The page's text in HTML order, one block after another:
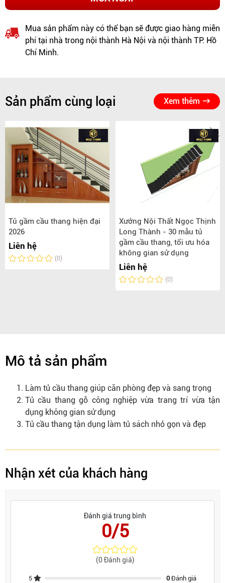
Mua sản phẩm này có thể bạn sẽ được giao hàng miễn
phí tại nhà trong nội thành Hà Nội và nội thành TP. Hồ
Chí Minh.
Sản phẩm cùng loại Xem thêm
Tủ gầm cầu thang hiện đại
2026
Liên hệ
(0)
Xưởng Nội Thất Ngọc Thịnh
Long Thành - 30 mẫu tủ
gầm cầu thang, tối ưu hóa
không gian sử dụng
Liên hệ
(0)
Mô tả sản phẩm
Làm tủ cầu thang giúp căn phòng đẹp và sang trọng
Tủ cầu thang gỗ công nghiệp vừa trang trí vừa tận
dụng không gian sử dụng
Tủ cầu thang tận dụng làm tủ sách nhỏ gọn và đẹp
Nhận xét của khách hàng
Đánh giá trung bình
0/5
(0 Đánh giá)
5 0Đánh giá